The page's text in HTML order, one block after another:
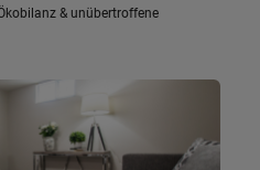
& unübertroffene